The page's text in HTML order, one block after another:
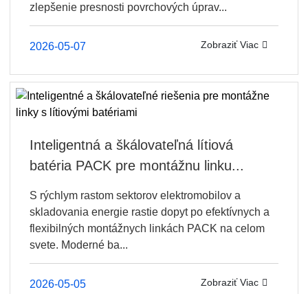
zlepšenie presnosti povrchových úprav...
2026-05-07 Zobraziť Viac
Inteligentná a škálovateľná lítiová
batéria PACK pre montážnu linku...
S rýchlym rastom sektorov elektromobilov a
skladovania energie rastie dopyt po efektívnych a
flexibilných montážnych linkách PACK na celom
svete. Moderné ba...
2026-05-05 Zobraziť Viac